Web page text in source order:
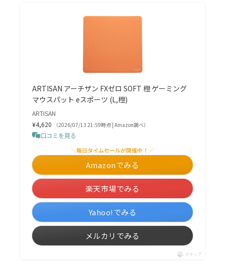
ARTISAN アーチザン FXゼロ SOFT 橙 ゲーミング
マウスパット eスポーツ (L,橙)
ARTISAN
¥4,620
（2026/07/13 21:59時点 | Amazon調べ）
口コミを見る
＼毎日タイムセールが開催中！／
Amazonでみる
楽天市場でみる
Yahoo!でみる
メルカリでみる
ポチップ